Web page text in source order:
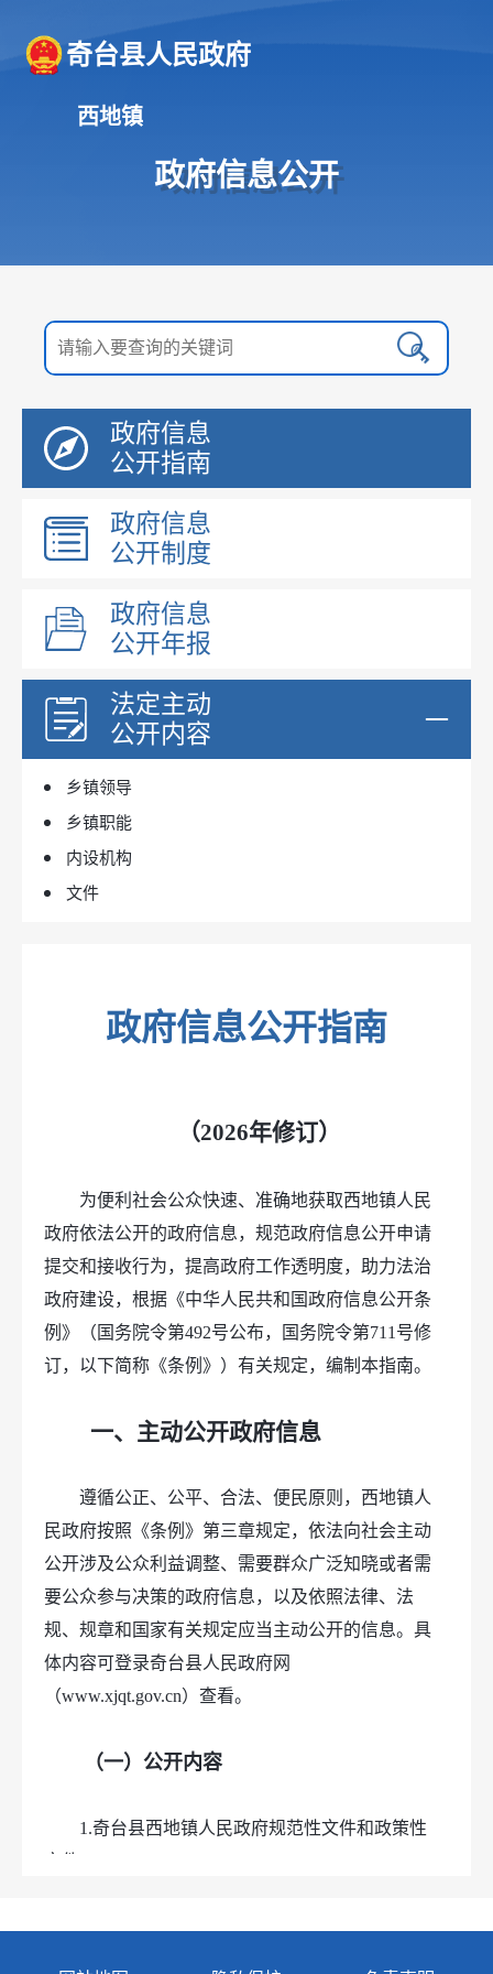
奇台县人民政府
西地镇
政府信息公开
政府信息
公开指南
政府信息
公开制度
政府信息
公开年报
法定主动
公开内容
乡镇领导
乡镇职能
内设机构
文件
政府信息公开指南
（2026年修订）
为便利社会公众快速、准确地获取西地镇人民
政府依法公开的政府信息，规范政府信息公开申请
提交和接收行为，提高政府工作透明度，助力法治
政府建设，根据《中华人民共和国政府信息公开条
例》（国务院令第492号公布，国务院令第711号修
订，以下简称《条例》）有关规定，编制本指南。
一、主动公开政府信息
遵循公正、公平、合法、便民原则，西地镇人
民政府按照《条例》第三章规定，依法向社会主动
公开涉及公众利益调整、需要群众广泛知晓或者需
要公众参与决策的政府信息，以及依照法律、法
规、规章和国家有关规定应当主动公开的信息。具
体内容可登录奇台县人民政府网
（www.xjqt.gov.cn）查看。
（一）公开内容
1.奇台县西地镇人民政府规范性文件和政策性
工；